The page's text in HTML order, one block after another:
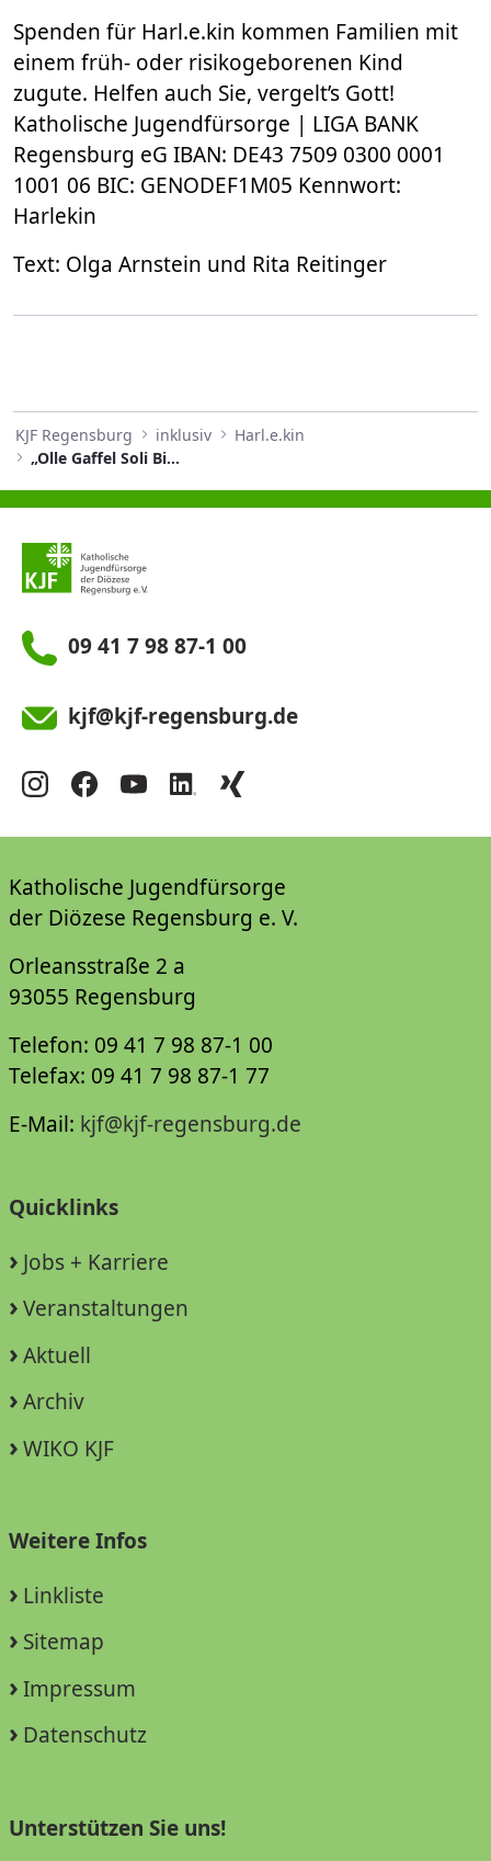
Spenden für Harl.e.kin kommen Familien mit
einem früh- oder risikogeborenen Kind
zugute. Helfen auch Sie, vergelt’s Gott!
Katholische Jugendfürsorge | LIGA BANK
Regensburg eG IBAN: DE43 7509 0300 0001
1001 06 BIC: GENODEF1M05 Kennwort:
Harlekin
Text: Olga Arnstein und Rita Reitinger
KJF Regensburg inklusiv
Harl.e.kin
„Olle Gaffel Soli Bier“- Aktion für die Har.le.kin–Nachsorge
09 41 7 98 87-1 00
kjf@kjf-regensburg.de
Katholische Jugendfürsorge
der Diözese Regensburg e. V.
Orleansstraße 2 a
93055 Regensburg
Telefon: 09 41 7 98 87-1 00
Telefax: 09 41 7 98 87-1 77
E-Mail: kjf@kjf-regensburg.de
Quicklinks
Jobs + Karriere
Veranstaltungen
Aktuell
Archiv
WIKO KJF
Weitere Infos
Linkliste
Sitemap
Impressum
Datenschutz
Unterstützen Sie uns!